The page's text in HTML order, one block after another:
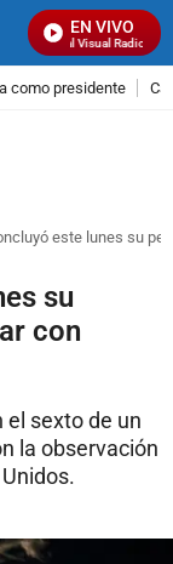
EN VIVO
Señal Visual Radio
como presidente
este lunes su
su
con
el sexto de un
la observación